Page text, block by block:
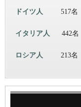
ドイツ人 517名
イタリア人 442名
ロシア人 213名